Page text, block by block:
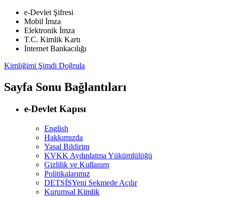
e-Devlet Şifresi
Mobil İmza
Elektronik İmza
T.C. Kimlik Kartı
İnternet Bankacılığı
Kimliğimi Şimdi Doğrula
Sayfa Sonu Bağlantıları
e-Devlet Kapısı
English
Hakkımızda
Yasal Bildirim
KVKK Aydınlatma Yükümlülüğü
Gizlilik ve Kullanım
Politikalarımız
DETSİSYeni Sekmede Açılır
Kurumsal Kimlik